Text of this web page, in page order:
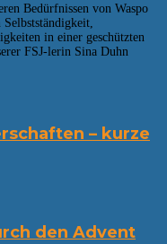
Bedürfnissen von Waspo
in einer geschützten
FSJ-lerin Sina Duhn
– kurze
den Advent